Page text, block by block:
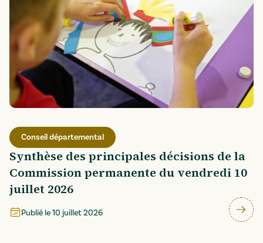
Conseil départemental
Synthèse des principales décisions de la
Commission permanente du vendredi 10
juillet 2026
Publié le10 juillet 2026